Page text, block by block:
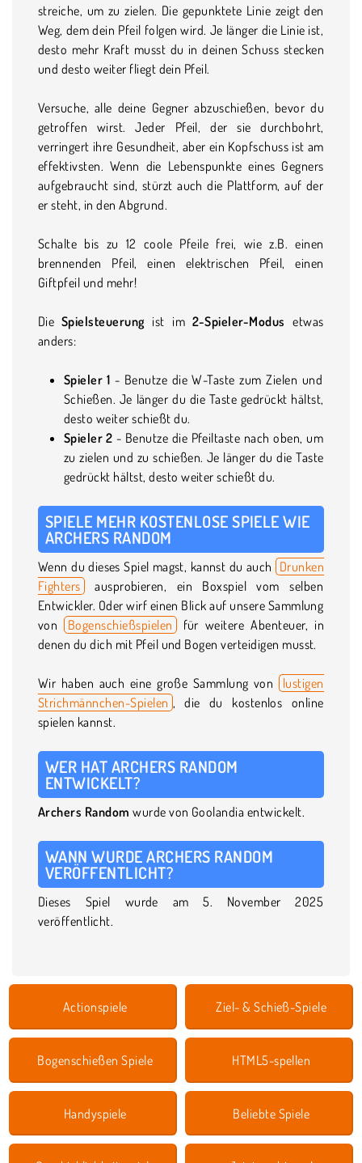
streiche, um zu zielen. Die gepunktete Linie zeigt den
Weg, dem dein Pfeil folgen wird. Je länger die Linie ist,
desto mehr Kraft musst du in deinen Schuss stecken
und desto weiter fliegt dein Pfeil.
Versuche, alle deine Gegner abzuschießen, bevor du
getroffen wirst. Jeder Pfeil, der sie durchbohrt,
verringert ihre Gesundheit, aber ein Kopfschuss ist am
effektivsten. Wenn die Lebenspunkte eines Gegners
aufgebraucht sind, stürzt auch die Plattform, auf der
er steht, in den Abgrund.
Schalte bis zu 12 coole Pfeile frei, wie z.B. einen
brennenden Pfeil, einen elektrischen Pfeil, einen
Giftpfeil und mehr!
Die Spielsteuerungist im2-Spieler-Modus etwas
anders:
Spieler 1 - Benutze die W-Taste zum Zielen und
Schießen. Je länger du die Taste gedrückt hältst,
desto weiter schießt du.
Spieler 2 - Benutze die Pfeiltaste nach oben, um
zu zielen und zu schießen. Je länger du die Taste
gedrückt hältst, desto weiter schießt du.
SPIELE MEHR KOSTENLOSE SPIELE WIE
ARCHERS RANDOM
Wenn du dieses Spiel magst, kannst du auch Drunken
Fighters ausprobieren, ein Boxspiel vom selben
Entwickler. Oder wirf einen Blick auf unsere Sammlung
von
Bogenschießspielen für weitere Abenteuer, in
denen du dich mit Pfeil und Bogen verteidigen musst.
Wir haben auch eine große Sammlung von
lustigen
Strichmännchen-Spielen , die du kostenlos online
spielen kannst.
WER HAT ARCHERS RANDOM
ENTWICKELT?
Archers Random wurde von Goolandia entwickelt.
WANN WURDE ARCHERS RANDOM
VERÖFFENTLICHT?
Dieses Spiel wurde am 5. November 2025
veröffentlicht.
Actionspiele Ziel- & Schieß-Spiele
Bogenschießen Spiele HTML5-spellen
Handyspiele Beliebte Spiele